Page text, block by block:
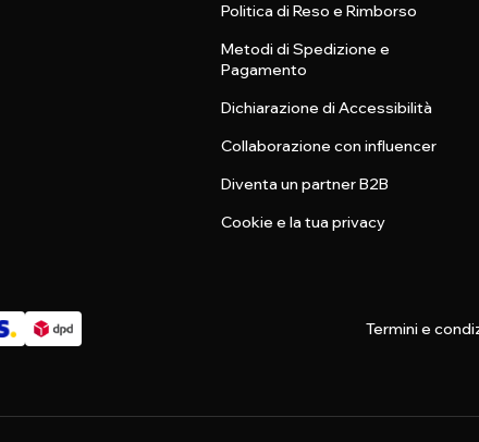
Politica di Reso e Rimborso
Metodi di Spedizione e
Pagamento
Dichiarazione di Accessibilità
Collaborazione con influencer
Diventa un partner B2B
Cookie e la tua privacy
Termini e